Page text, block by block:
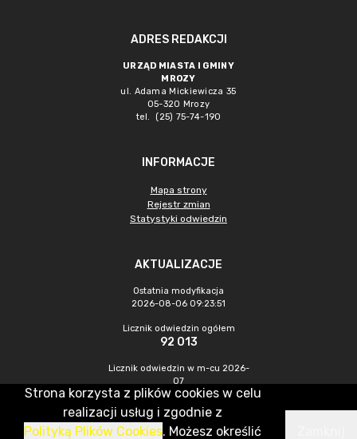
ADRES REDAKCJI
URZĄD MIASTA I GMINY
MROZY
ul. Adama Mickiewicza 35
05-320 Mrozy
tel. (25) 75-74-190
INFORMACJE
Mapa strony
Rejestr zmian
Statystyki odwiedzin
AKTUALIZACJE
Ostatnia modyfikacja
2026-08-06 09:23:51
Licznik odwiedzin ogółem
92 013
Licznik odwiedzin w m-cu 2026-
07
311
CMS & Hosting: Nefeni Sp. z o.o.
Strona korzysta z plików cookies w celu
realizacji usług i zgodnie z
Polityką Plików Cookies. Możesz określić